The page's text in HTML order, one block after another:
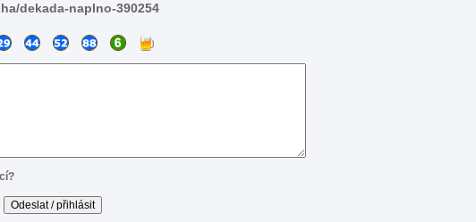
dekada-naplno-390254